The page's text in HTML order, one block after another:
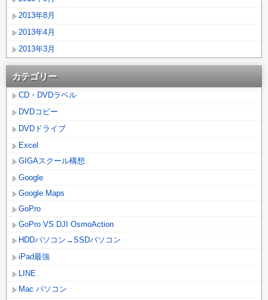
2013年8月
2013年4月
2013年3月
カテゴリー
CD・DVDラベル
DVDコピー
DVDドライブ
Excel
GIGAスクール構想
Google
Google Maps
GoPro
GoPro VS DJI OsmoAction
HDDパソコン→SSDパソコン
iPad最強
LINE
Mac パソコン